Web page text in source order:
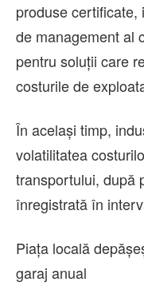
produse
de management al
pentru soluții care
costurile de
În același timp,
volatilitatea
transportului, după
înregistrată în
Piața locală
garaj anual